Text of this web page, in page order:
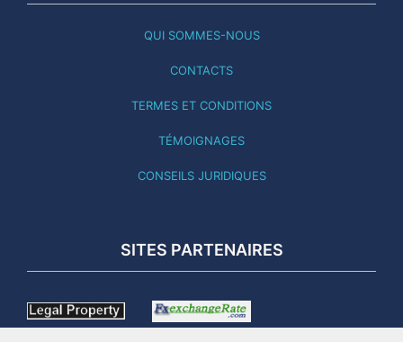
QUI SOMMES-NOUS
CONTACTS
TERMES ET CONDITIONS
TÉMOIGNAGES
CONSEILS JURIDIQUES
SITES PARTENAIRES